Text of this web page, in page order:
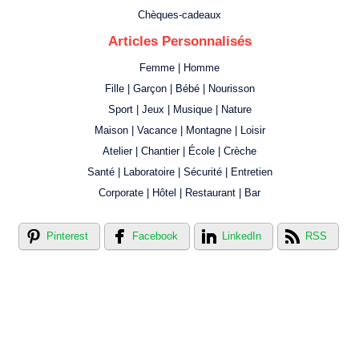
Chèques-cadeaux
Articles Personnalisés
Femme | Homme
Fille | Garçon | Bébé | Nourisson
Sport | Jeux | Musique | Nature
Maison | Vacance | Montagne | Loisir
Atelier | Chantier | École | Crèche
Santé | Laboratoire | Sécurité | Entretien
Corporate | Hôtel | Restaurant | Bar
Pinterest Facebook LinkedIn RSS